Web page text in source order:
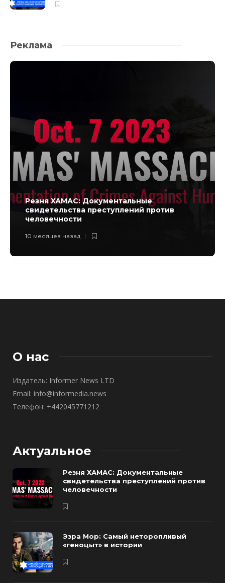
Реклама
Резня ХАМАС: Документальные
свидетельства преступлений против
человечности
10 месяцев назад
О нас
Издатель: Informer News LTD
Email: info@informedia.news
Телефон: +442045771212
Актуальное
Резня ХАМАС: Документальные
свидетельства преступлений против
человечности
Эзра Мор: Самый неторопливый
«геноцыт» в истории